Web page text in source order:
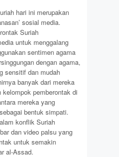
hari ini merupakan
sosial media.
Suriah
untuk menggalang
sentimen agama
dengan agama,
sensitif dan mudah
banyak dari mereka
kelompok pemberontak di
mereka yang
bentuk simpati.
konflik Suriah
dan video palsu yang
untuk semakin
al-Assad.